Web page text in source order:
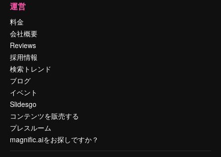
運営
料金
会社概要
Reviews
採用情報
検索トレンド
ブログ
イベント
Slidesgo
コンテンツを販売する
プレスルーム
magnific.aiをお探しですか？